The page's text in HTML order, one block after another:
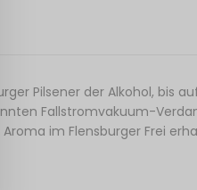
Pilsener der Alkohol, bis
Fallstromvakuum-
im Flensburger Frei